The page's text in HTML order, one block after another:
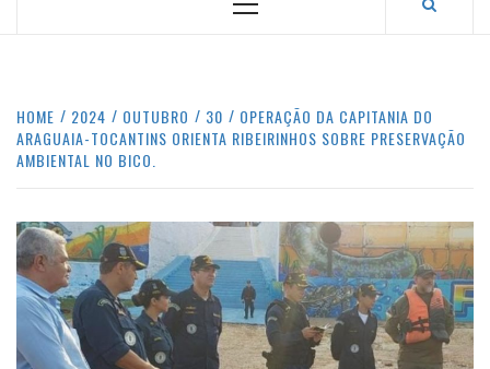
Primary
HOME 2024 OUTUBRO 30
OPERAÇÃO DA CAPITANIA DO
ARAGUAIA-TOCANTINS ORIENTA RIBEIRINHOS SOBRE PRESERVAÇÃO
AMBIENTAL NO BICO.